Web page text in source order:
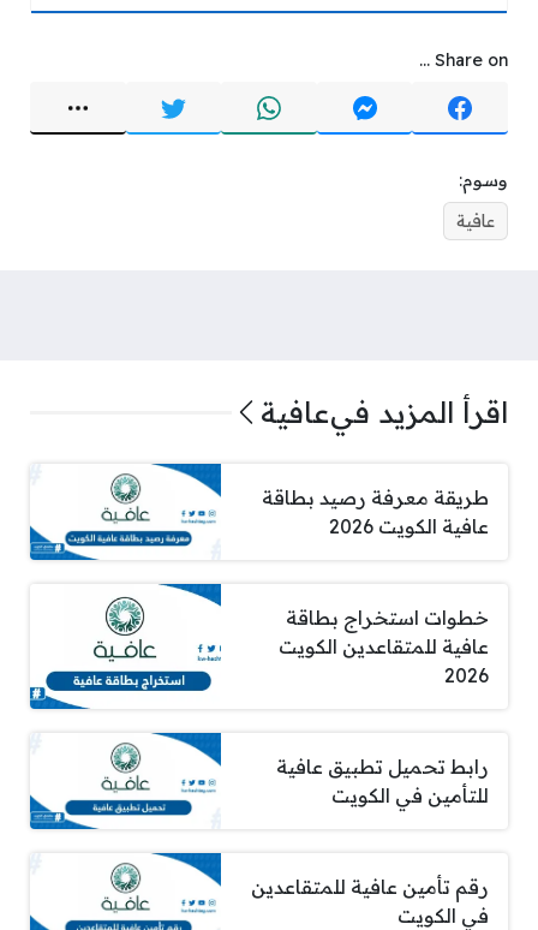
Share on ...
وسوم:
عافية
اقرأ المزيد فيعافية
طريقة معرفة رصيد بطاقة
عافية الكويت 2026
خطوات استخراج بطاقة
عافية للمتقاعدين الكويت
2026
رابط تحميل تطبيق عافية
للتأمين في الكويت
رقم تأمين عافية للمتقاعدين
في الكويت